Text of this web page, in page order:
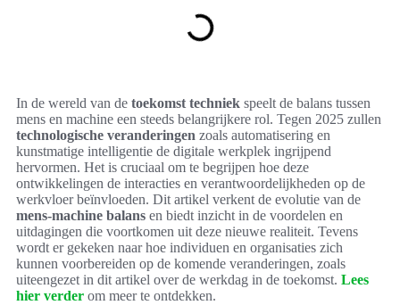
In de wereld van de toekomst techniek speelt de balans tussen
mens en machine een steeds belangrijkere rol. Tegen 2025 zullen
technologische veranderingen zoals automatisering en
kunstmatige intelligentie de digitale werkplek ingrijpend
hervormen. Het is cruciaal om te begrijpen hoe deze
ontwikkelingen de interacties en verantwoordelijkheden op de
werkvloer beïnvloeden. Dit artikel verkent de evolutie van de
mens-machine balans en biedt inzicht in de voordelen en
uitdagingen die voortkomen uit deze nieuwe realiteit. Tevens
wordt er gekeken naar hoe individuen en organisaties zich
kunnen voorbereiden op de komende veranderingen, zoals
uiteengezet in dit artikel over de werkdag in de toekomst. Lees
hier verder om meer te ontdekken.